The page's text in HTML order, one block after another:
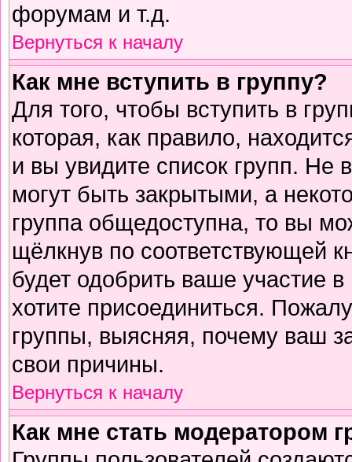
форумам и т.д.
Вернуться к началу
Как мне вступить в группу?
Для того, чтобы вступить в
которая, как правило,
и вы увидите список групп. Не
могут быть закрытыми, а
группа общедоступна, то вы
щёлкнув по соответствующей
будет одобрить ваше участие
хотите присоединиться.
группы, выясняя, почему ваш
свои причины.
Вернуться к началу
Как мне стать модератором